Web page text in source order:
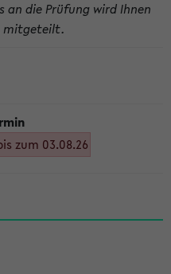
die Prüfung wird Ihnen
mitgeteilt.
zum 03.08.26